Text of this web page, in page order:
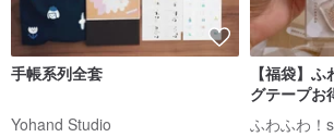
手帳系列全套
Yohand Studio
【福袋】
グテープお
ふわふわ！